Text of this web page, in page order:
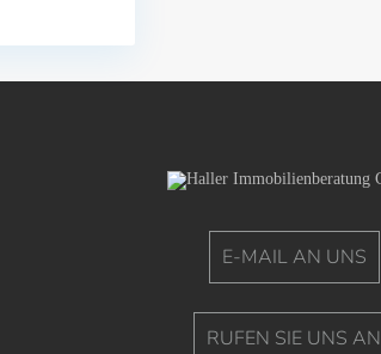
E-MAIL AN UNS
RUFEN SIE UNS AN